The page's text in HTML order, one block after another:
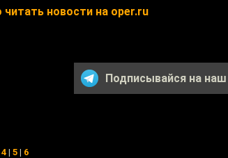
читать новости на oper.ru
Подписывайся на наш
4 | 5 | 6